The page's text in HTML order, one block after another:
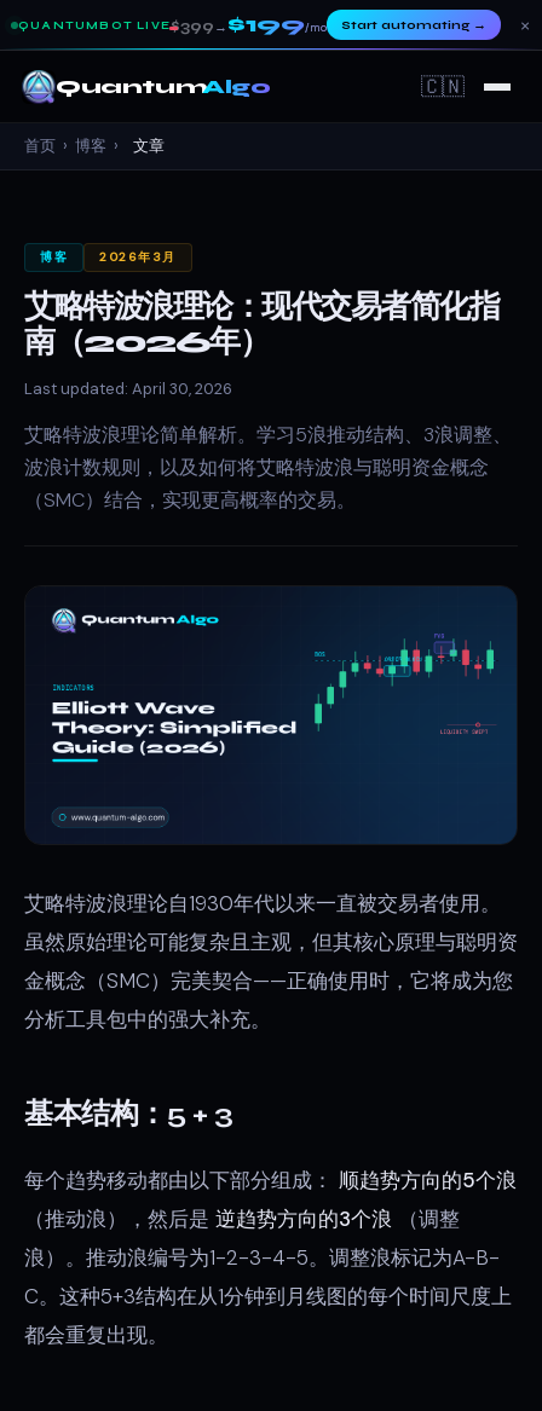
QUANTUMBOT LIVE$399 → $199/mo Start automating→ ×
QuantumAlgo 🇨🇳
首页 › 博客 › 文章
博客 2026年3月
艾略特波浪理论：现代交易者简化指
南（2026年）
Last updated: April 30, 2026
艾略特波浪理论简单解析。学习5浪推动结构、3浪调整、
波浪计数规则，以及如何将艾略特波浪与聪明资金概念
（SMC）结合，实现更高概率的交易。
艾略特波浪理论自1930年代以来一直被交易者使用。
虽然原始理论可能复杂且主观，但其核心原理与聪明资
金概念（SMC）完美契合——正确使用时，它将成为您
分析工具包中的强大补充。
基本结构：5 + 3
每个趋势移动都由以下部分组成： 顺趋势方向的5个浪
（推动浪），然后是 逆趋势方向的3个浪 （调整
浪）。推动浪编号为1-2-3-4-5。调整浪标记为A-B-
C。这种5+3结构在从1分钟到月线图的每个时间尺度上
都会重复出现。